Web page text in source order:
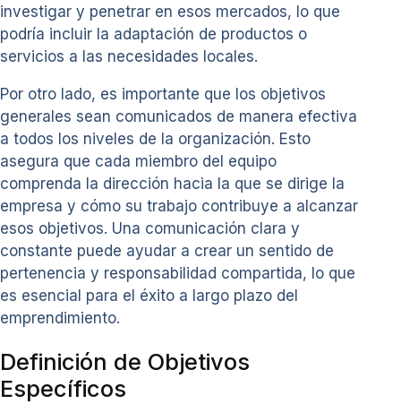
investigar y penetrar en esos mercados, lo que
podría incluir la adaptación de productos o
servicios a las necesidades locales.
Por otro lado, es importante que los objetivos
generales sean comunicados de manera efectiva
a todos los niveles de la organización. Esto
asegura que cada miembro del equipo
comprenda la dirección hacia la que se dirige la
empresa y cómo su trabajo contribuye a alcanzar
esos objetivos. Una comunicación clara y
constante puede ayudar a crear un sentido de
pertenencia y responsabilidad compartida, lo que
es esencial para el éxito a largo plazo del
emprendimiento.
Definición de Objetivos
Específicos